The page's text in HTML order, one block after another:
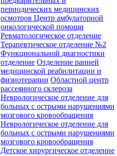
периодических медицинских
осмотровЦентр амбулаторной
онкологической помощи
Ревматологическое отделение
Терапевтическое отделение №2
Функциональной диагностики
отделение Отделение ранней
медицинской реабилитации и
физиотерапии Областной центр
рассеянного склероза
Неврологическое отделение для
больных с острыми нарушениями
мозгового кровообращения
Неврологическое отделение для
больных с острыми нарушениями
мозгового кровообращения
Детское хирургическое отделение